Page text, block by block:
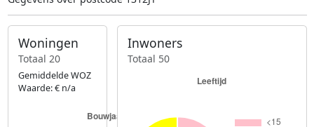
Woningen
Totaal 20
Gemiddelde WOZ
Waarde: € n/a
Inwoners
Totaal 50